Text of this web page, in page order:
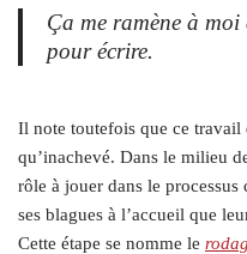
Ça me ramène à moi
pour écrire.
Il note toutefois que ce travail
qu’inachevé. Dans le milieu
rôle à jouer dans le
ses blagues à l’accueil que
Cette étape se nomme le